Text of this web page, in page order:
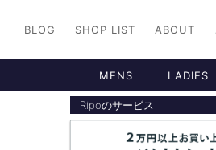
BLOG SHOP LIST ABOUT
MENS LADIES
Ripoのサービス